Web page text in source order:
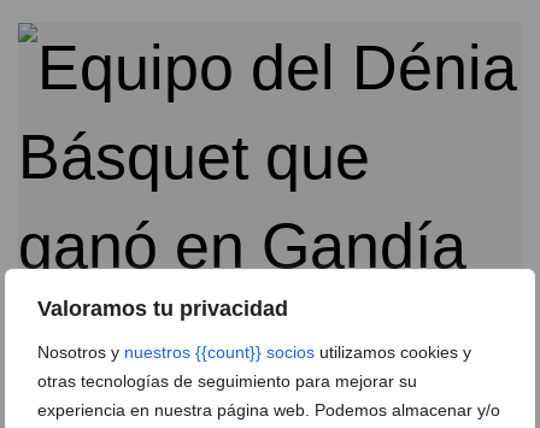
Valoramos tu privacidad
Nosotros y nuestros {{count}} socios utilizamos cookies y
otras tecnologías de seguimiento para mejorar su
experiencia en nuestra página web. Podemos almacenar y/o
El Dénia Básquet sumó su tercera victoria
consecutiva en Gandía (59-64)
12 de enero de 2015